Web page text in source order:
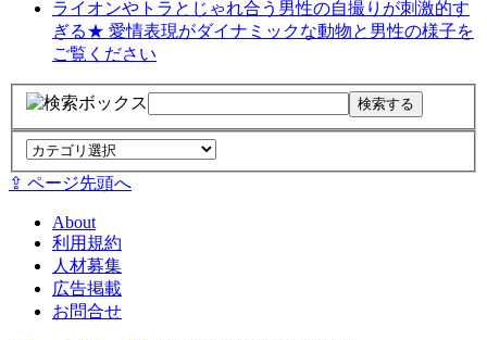
ライオンやトラとじゃれ合う男性の自撮りが刺激的す
ぎる★ 愛情表現がダイナミックな動物と男性の様子を
ご覧ください
⇪ ページ先頭へ
About
利用規約
人材募集
広告掲載
お問合せ